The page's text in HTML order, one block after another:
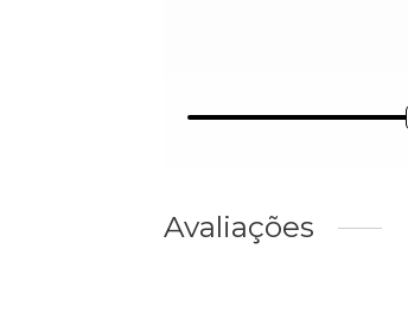
Avaliações